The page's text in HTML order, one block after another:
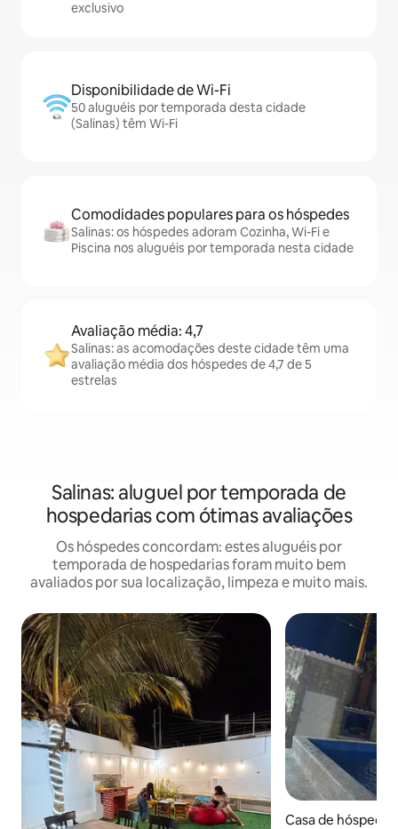
exclusivo
Disponibilidade de Wi-Fi
50 aluguéis por temporada desta cidade
(Salinas) têm Wi-Fi
Comodidades populares para os hóspedes
Salinas: os hóspedes adoram Cozinha, Wi-Fi e
Piscina nos aluguéis por temporada nesta cidade
Avaliação média: 4,7
Salinas: as acomodações deste cidade têm uma
avaliação média dos hóspedes de 4,7 de 5
estrelas
Salinas: aluguel por temporada de
hospedarias com ótimas avaliações
Os hóspedes concordam: estes aluguéis por
temporada de hospedarias foram muito bem
avaliados por sua localização, limpeza e muito mais.
Casa de hóspedes